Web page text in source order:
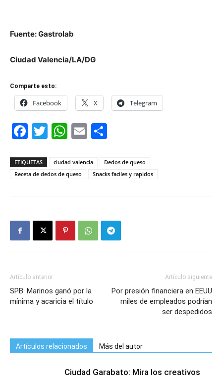
Fuente: Gastrolab
Ciudad Valencia/LA/DG
Comparte esto:
Facebook X Telegram
Facebook
Twitter
WhatsApp
Email
ETIQUETAS ciudad valencia
Dedos de queso
Receta de dedos de queso
Snacks faciles y rapidos
Artículo anterior
SPB: Marinos ganó por la
mínima y acaricia el título
Artículo siguiente
Por presión financiera en EEUU
miles de empleados podrían
ser despedidos
Artículos relacionados Más del autor
Ciudad Garabato: Mira los creativos